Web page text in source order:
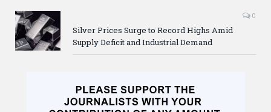
0
Silver Prices Surge to Record Highs Amid
Supply Deficit and Industrial Demand